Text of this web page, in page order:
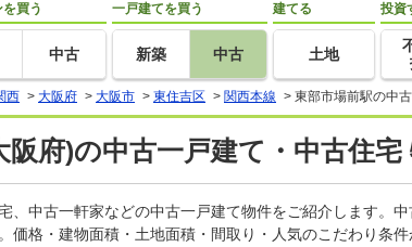
買う
中古
一戸建てを買う
新築 中古
建てる
土地
投資
西 > 大阪府 > 大阪市 > 東住吉区 > 関西本線 > 東部市場前駅の中
阪府)の中古一戸建て・中古住宅
、中古一軒家などの中古一戸建て物件をご紹介します。
価格・建物面積・土地面積・間取り・人気のこだわり条